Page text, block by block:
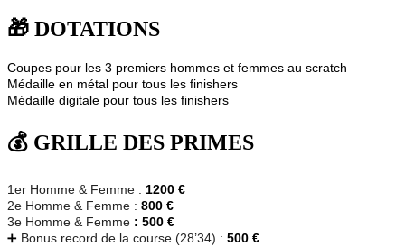
🎁 DOTATIONS
Coupes pour les 3 premiers hommes et femmes au scratch
Médaille en métal pour tous les finishers
Médaille digitale pour tous les finishers
💰 GRILLE DES PRIMES
1er Homme & Femme : 1200 €
2e Homme & Femme : 800 €
3e Homme & Femme : 500 €
➕ Bonus record de la course (28’34) : 500 €